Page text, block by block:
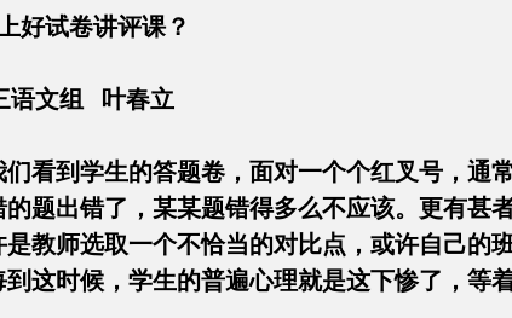
好试卷讲评课？
语文组 叶春立
看到学生的答题卷，面对一个个红叉号，通
题出错了，某某题错得多么不应该。更有甚
教师选取一个不恰当的对比点，或许自己的
到这时候，学生的普遍心理就是这下惨了，